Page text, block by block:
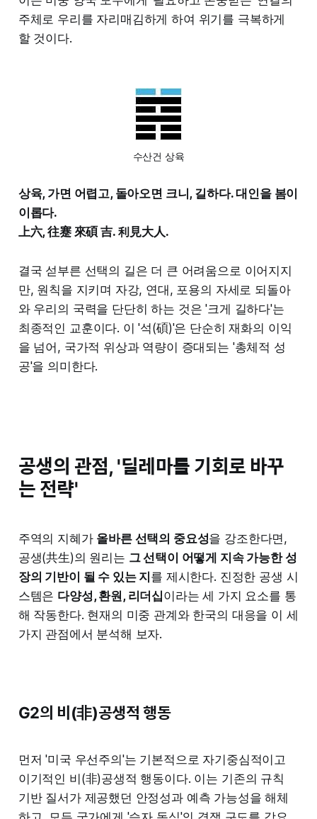
주체로 우리를 자리매김하게 하여 위기를 극복하게
할 것이다.
수산건 상육
상육, 가면 어렵고, 돌아오면 크니, 길하다. 대인을 봄이
이롭다.
上六, 往蹇 來碩 吉. 利見大人.
결국 섣부른 선택의 길은 더 큰 어려움으로 이어지지
만, 원칙을 지키며 자강, 연대, 포용의 자세로 되돌아
와 우리의 국력을 단단히 하는 것은 '크게 길하다'는
최종적인 교훈이다. 이 '석(碩)'은 단순히 재화의 이익
을 넘어, 국가적 위상과 역량이 증대되는 '총체적 성
공'을 의미한다.
공생의 관점, '딜레마를 기회로 바꾸
는 전략'
주역의 지혜가 올바른 선택의 중요성을 강조한다면,
공생(共生)의 원리는 그 선택이 어떻게 지속 가능한 성
장의 기반이 될 수 있는 지 를 제시한다. 진정한 공생 시
스템은 다양성, 환원, 리더십이라는 세 가지 요소를 통
해 작동한다. 현재의 미중 관계와 한국의 대응을 이 세
가지 관점에서 분석해 보자.
G2의 비(非)공생적 행동
먼저 '미국 우선주의'는 기본적으로 자기중심적이고
이기적인 비(非)공생적 행동이다. 이는 기존의 규칙
기반 질서가 제공했던 안정성과 예측 가능성을 해체